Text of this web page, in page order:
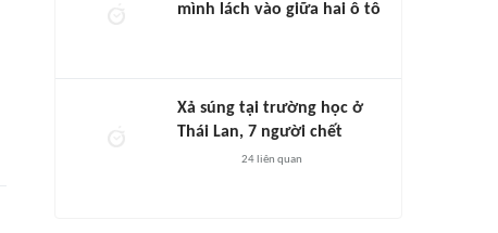
mình lách vào giữa hai ô tô
Xả súng tại trường học ở
Thái Lan, 7 người chết
24liên quan